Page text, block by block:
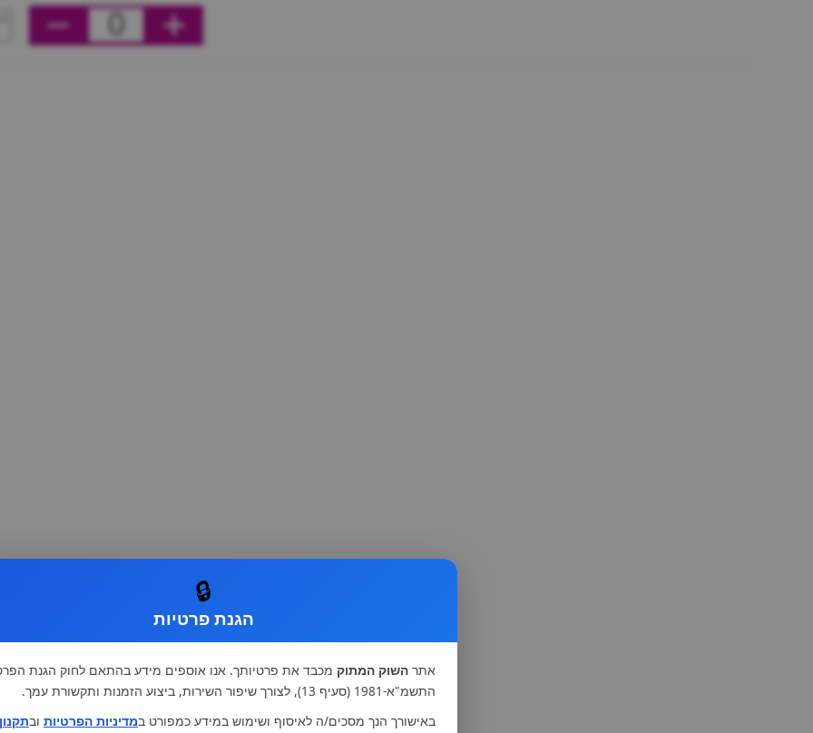
0
🔒
הגנת פרטיות
אתר השוק המתוק מכבד את פרטיותך. אנו אוספים מידע בהתאם לחוק הגנת
התשמ"א-1981 (סעיף 13), לצורך שיפור השירות, ביצוע הזמנות ותקשורת עמך.
באישורך הנך מסכים/ה לאיסוף ושימוש במידע כמפורט במדיניות הפרטיות ובתקנון